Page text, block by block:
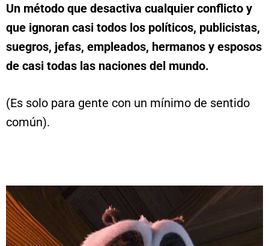
Un método que desactiva cualquier conflicto y
que ignoran casi todos los políticos, publicistas,
suegros, jefas, empleados, hermanos y esposos
de casi todas las naciones del mundo.
(Es solo para gente con un mínimo de sentido
común).